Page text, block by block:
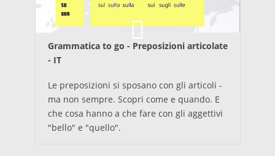
Grammatica to go - Preposizioni articolate
- IT
Le preposizioni si sposano con gli articoli -
ma non sempre. Scopri come e quando. E
che cosa hanno a che fare con gli aggettivi
"bello" e "quello".